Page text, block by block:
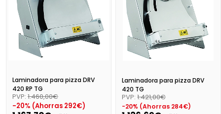
Laminadora para pizza DRV
420 RP TG
PVP: 1.460,00€
-20% (Ahorras 292€)
Laminadora para pizza DRV
420 TG
PVP: 1.421,00€
-20% (Ahorras 284€)